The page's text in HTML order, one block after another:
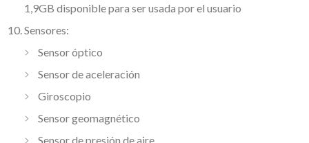
1,9GB disponible para ser usada por el usuario
Sensores:
Sensor óptico
Sensor de aceleración
Giroscopio
Sensor geomagnético
Sensor de presión de aire